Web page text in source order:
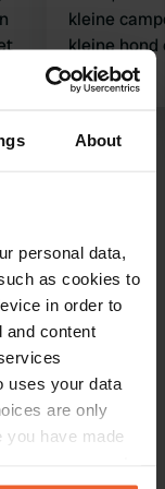
About
personal data,
as cookies to
in order to
and content
uses your data
are only
you have made
kleine
kleine hond
toch ?!